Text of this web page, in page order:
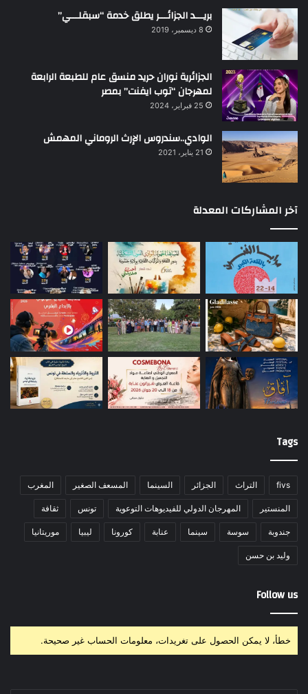
بريـــد الجزائـــر يطلق خدمة “سبقلـــي”
8 ديسمبر، 2019
الجزائرية نوران حريد منسق عام للطبعة الرابعة
لمهرجان “توب ايفنت” بمصر
25 فبراير، 2024
الوادي..سندروس الإرث الروماني المهمش
21 يناير، 2021
آخر المشاركات المعدلة
Tags
fivs التراث الجزائر السينما المسعف الصغير المغرب
المنستير المهرجان الدولي للفيديوهات التوعوية تونس ثقافة
جندوبة سوسة سينما عنابة كورونا ليبيا موريتانيا
وليد بن حسن
Follow us
خطأ، لا يمكن الحصول على تغريدات، معلومات الحساب غير صحيحة.